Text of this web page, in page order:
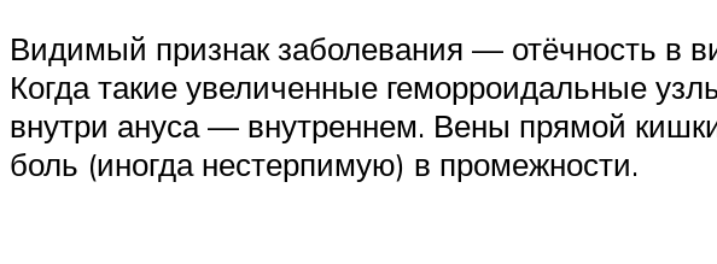
Видимый признак заболевания — отёчность в
Когда такие увеличенные геморроидальные
внутри ануса — внутреннем. Вены прямой
боль (иногда нестерпимую) в промежности.